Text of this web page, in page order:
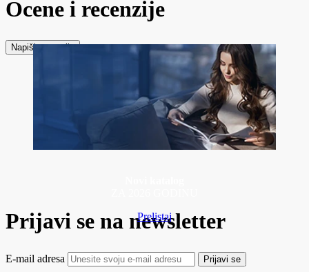
Ocene i recenzije
Napiši recenziju
Prelistaj
Prijavi se na newsletter
E-mail adresa Prijavi se